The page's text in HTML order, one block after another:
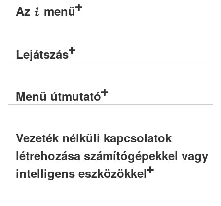
Az i menü
Lejátszás
Menü útmutató
Vezeték nélküli kapcsolatok
létrehozása számítógépekkel vagy
intelligens eszközökkel